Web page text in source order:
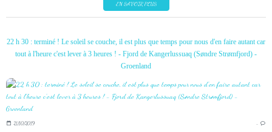
EN SAVOIR PLUS
22 h 30 : terminé ! Le soleil se couche, il est plus que temps pour nous d'en faire autant car
tout à l'heure c'est lever à 3 heures ! - Fjord de Kangerlussuaq (Søndre Strømfjord) -
Groenland
21/10/2019 …